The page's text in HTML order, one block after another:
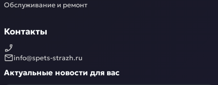
Обслуживание и ремонт
Контакты
info@spets-strazh.ru
Актуальные новости для вас